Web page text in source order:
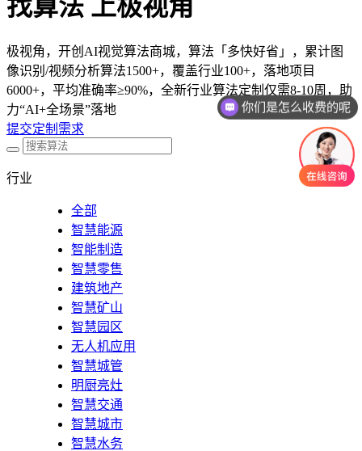
找算法 上极视角
极视角，开创AI视觉算法商城，算法「多快好省」，累计图
像识别/视频分析算法1500+，覆盖行业100+，落地项目
6000+，平均准确率≥90%，全新行业算法定制仅需8-10周，助
力“AI+全场景”落地
提交定制需求
行业
全部
智慧能源
智能制造
智慧零售
建筑地产
智慧矿山
智慧园区
无人机应用
智慧城管
明厨亮灶
智慧交通
智慧城市
智慧水务
你们是怎么收费的呢